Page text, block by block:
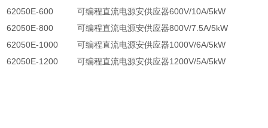
62050E-600
可编程直流电源安供应器600V/10A/5kW
62050E-800
可编程直流电源安供应器800V/7.5A/5kW
62050E-1000
可编程直流电源安供应器1000V/6A/5kW
62050E-1200
可编程直流电源安供应器1200V/5A/5kW